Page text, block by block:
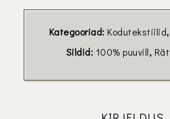
Kategooriad: Kodutekstiilid,
Sildid: 100% puuvill,